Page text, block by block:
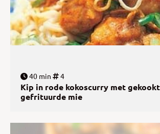
40 min 4
Kip in rode kokoscurry met
gefrituurde mie